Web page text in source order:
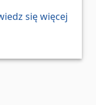
się więcej